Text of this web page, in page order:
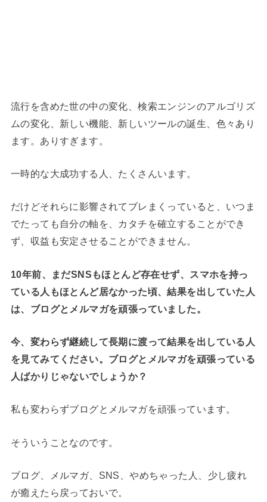
流行を含めた世の中の変化、検索エンジンのアルゴリズ
ムの変化、新しい機能、新しいツールの誕生、色々あり
ます。ありすぎます。
一時的な大成功する人、たくさんいます。
だけどそれらに影響されてブレまくっていると、いつま
でたっても自分の軸を、カタチを確立することができ
ず、収益も安定させることができません。
10年前、まだSNSもほとんど存在せず、スマホを持っ
ている人もほとんど居なかった頃、結果を出していた人
は、ブログとメルマガを頑張っていました。
今、変わらず継続して長期に渡って結果を出している人
を見てみてください。ブログとメルマガを頑張っている
人ばかりじゃないでしょうか？
私も変わらずブログとメルマガを頑張っています。
そういうことなのです。
ブログ、メルマガ、SNS、やめちゃった人、少し疲れ
が癒えたら戻っておいで。